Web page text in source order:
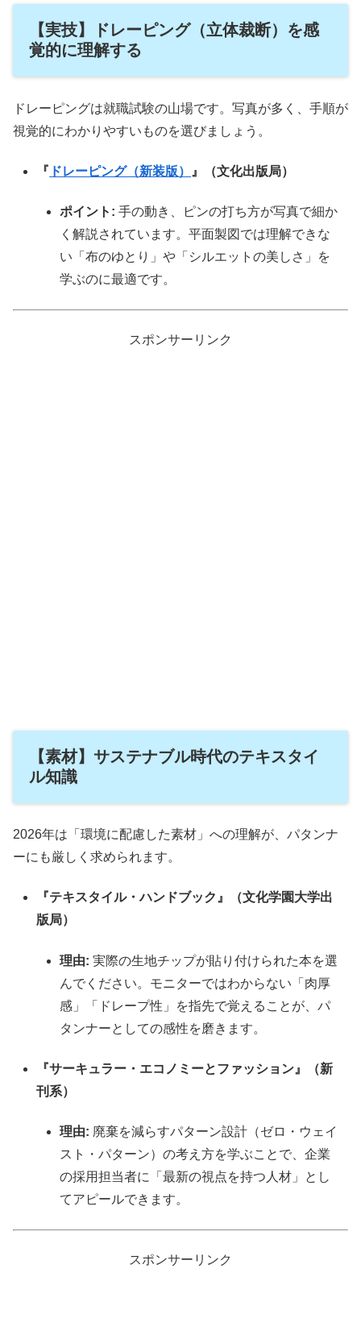
【実技】ドレーピング（立体裁断）を感
覚的に理解する
ドレーピングは就職試験の山場です。写真が多く、手順が
視覚的にわかりやすいものを選びましょう。
『 ドレーピング（新装版） 』（文化出版局）
ポイント: 手の動き、ピンの打ち方が写真で細か
く解説されています。平面製図では理解できな
い「布のゆとり」や「シルエットの美しさ」を
学ぶのに最適です。
スポンサーリンク
【素材】サステナブル時代のテキスタイ
ル知識
2026年は「環境に配慮した素材」への理解が、パタンナ
ーにも厳しく求められます。
『テキスタイル・ハンドブック』（文化学園大学出
版局）
理由: 実際の生地チップが貼り付けられた本を選
んでください。モニターではわからない「肉厚
感」「ドレープ性」を指先で覚えることが、パ
タンナーとしての感性を磨きます。
『サーキュラー・エコノミーとファッション』（新
刊系）
理由: 廃棄を減らすパターン設計（ゼロ・ウェイ
スト・パターン）の考え方を学ぶことで、企業
の採用担当者に「最新の視点を持つ人材」とし
てアピールできます。
スポンサーリンク